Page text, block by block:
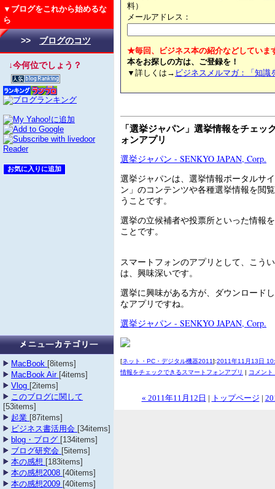
▼ブログをこれから始めるな
ら
>> ブログのコツ
↓今何位でしょう？
MacBook [8items]
MacBook Air [4items]
Vlog [2items]
このブログに関して
[53items]
起業 [87items]
ビジネス書活用会 [34items]
blog・ブログ [134items]
ブログ研究会 [5items]
本の感想 [183items]
本の感想2008 [40items]
本の感想2009 [40items]
料）
メールアドレス：
★毎回、ビジネス本の紹介などしていま
本をお探しの方は、ご登録を！
▼詳しくは→ ビジネスメルマガ：「知識
「選挙ジャパン」選挙情報をチェッ
ォンアプリ
選挙ジャパン - SENKYO JAPAN, Corp.
選挙ジャパンは、選挙情報ポータルサ
ン」のコンテンツや各種選挙情報を閲
うことです。
選挙の立候補者や投票所といった情報
ことです。
スマートフォンのアプリとして、こう
は、興味深いです。
選挙に興味がある方が、ダウンロード
なアプリですね。
選挙ジャパン - SENKYO JAPAN, Corp.
[ネット・PC・デジタル機器2011]:2011年11月13日
情報をチェックできるスマートフォンアプリ | コメント
« 2011年11月12日 トップページ